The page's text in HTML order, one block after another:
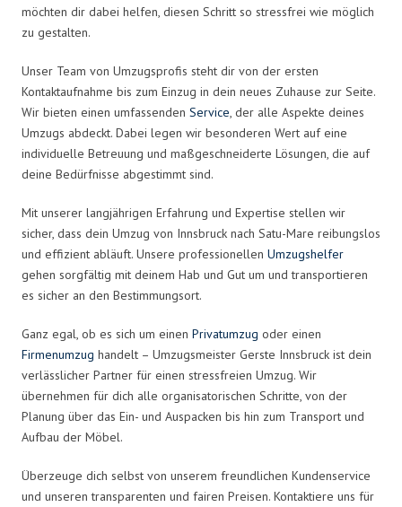
möchten dir dabei helfen, diesen Schritt so stressfrei wie möglich
zu gestalten.
Unser Team von Umzugsprofis steht dir von der ersten
Kontaktaufnahme bis zum Einzug in dein neues Zuhause zur Seite.
Wir bieten einen umfassenden Service, der alle Aspekte deines
Umzugs abdeckt. Dabei legen wir besonderen Wert auf eine
individuelle Betreuung und maßgeschneiderte Lösungen, die auf
deine Bedürfnisse abgestimmt sind.
Mit unserer langjährigen Erfahrung und Expertise stellen wir
sicher, dass dein Umzug von Innsbruck nach Satu-Mare reibungslos
und effizient abläuft. Unsere professionellen Umzugshelfer
gehen sorgfältig mit deinem Hab und Gut um und transportieren
es sicher an den Bestimmungsort.
Ganz egal, ob es sich um einen Privatumzug oder einen
Firmenumzug handelt – Umzugsmeister Gerste Innsbruck ist dein
verlässlicher Partner für einen stressfreien Umzug. Wir
übernehmen für dich alle organisatorischen Schritte, von der
Planung über das Ein- und Auspacken bis hin zum Transport und
Aufbau der Möbel.
Überzeuge dich selbst von unserem freundlichen Kundenservice
und unseren transparenten und fairen Preisen. Kontaktiere uns für